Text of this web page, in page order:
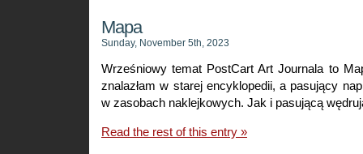
Mapa
Sunday, November 5th, 2023
Wrześniowy temat PostCart Art Journala to
znalazłam w starej encyklopedii, a pasujący
w zasobach naklejkowych. Jak i pasującą
Read the rest of this entry »